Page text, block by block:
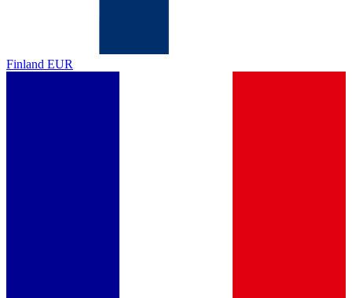
Finland EUR